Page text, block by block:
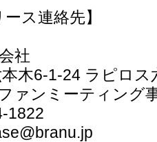
ス連絡先】
社
木6-1-24 ラピロス
ァンミーティング
1822